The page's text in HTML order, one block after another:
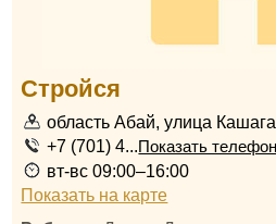
Стройся
область Абай, улица
+7 (701) 4...Показать телефон
вт-вс 09:00–16:00
Показать на карте